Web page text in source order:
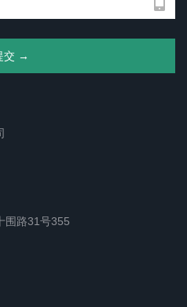
围路31号355